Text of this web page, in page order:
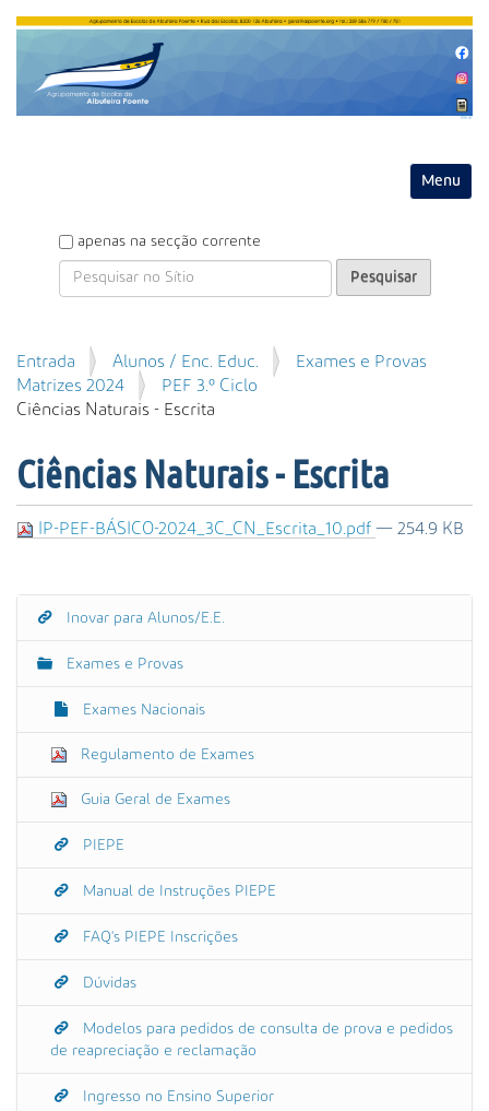
Toggle
P
e
i
s
a
apenas na secção corrente
P
e
s
i
a
A
a
Entrada Alunos / Enc. Educ.
Exames e Provas
Matrizes 2024
PEF 3.º Ciclo
Ciências Naturais - Escrita
Ciências Naturais - Escrita
IP-PEF-BÁSICO-2024_3C_CN_Escrita_10.pdf — 254.9 KB
N
Inovar para Alunos/E.E.
Exames e Provas
Exames Nacionais
Regulamento de Exames
Guia Geral de Exames
PIEPE
Manual de Instruções PIEPE
FAQ's PIEPE Inscrições
Dúvidas
Modelos para pedidos de consulta de prova e pedidos
de reapreciação e reclamação
Ingresso no Ensino Superior